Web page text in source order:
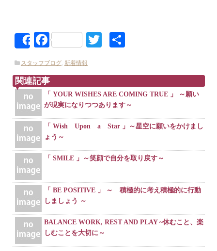
ShareFacebook Twitter
スタッフブログ, 新着情報
関連記事
「 YOUR WISHES ARE COMING TRUE 」 ～願い
が現実になりつつあります～
「 Wish Upon a Star 」～星空に願いをかけまし
ょう～
「 SMILE 」～笑顔で自分を取り戻す～
「 BE POSITIVE 」 ～ 積極的に考え積極的に行動
しましょう ～
BALANCE WORK, REST AND PLAY ~休むこと、楽
しむことを大切に～